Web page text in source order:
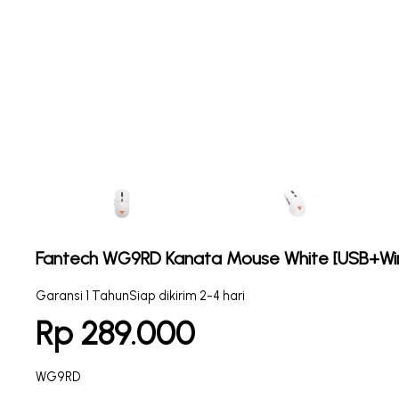
Fantech WG9RD Kanata Mouse White
Garansi 1 TahunSiap dikirim 2-4 hari
Rp 289.000
WG9RD